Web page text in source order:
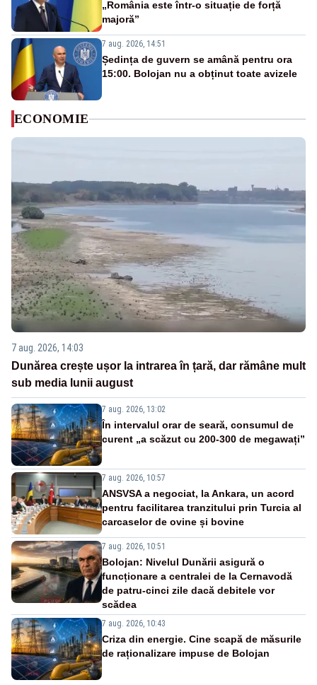
„România este într-o situație de forță
majoră”
7 aug. 2026, 14:51
Ședința de guvern se amână pentru ora
15:00. Bolojan nu a obținut toate avizele
ECONOMIE
7 aug. 2026, 14:03
Dunărea crește ușor la intrarea în țară, dar rămâne mult
sub media lunii august
7 aug. 2026, 13:02
În intervalul orar de seară, consumul de
curent „a scăzut cu 200-300 de megawați”
7 aug. 2026, 10:57
ANSVSA a negociat, la Ankara, un acord
pentru facilitarea tranzitului prin Turcia al
carcaselor de ovine și bovine
7 aug. 2026, 10:51
Bolojan: Nivelul Dunării asigură o
funcționare a centralei de la Cernavodă
de patru-cinci zile dacă debitele vor
scădea
7 aug. 2026, 10:43
Criza din energie. Cine scapă de măsurile
de raționalizare impuse de Bolojan